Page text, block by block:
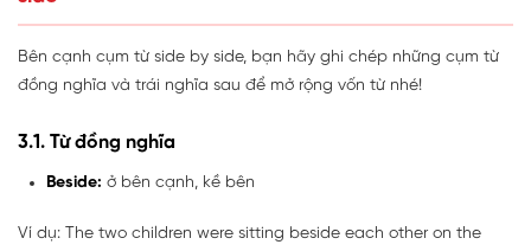
Bên cạnh cụm từ side by side, bạn hãy ghi chép những cụm từ
đồng nghĩa và trái nghĩa sau để mở rộng vốn từ nhé!
3.1. Từ đồng nghĩa
Beside: ở bên cạnh, kề bên
Ví dụ: The two children were sitting beside each other on the